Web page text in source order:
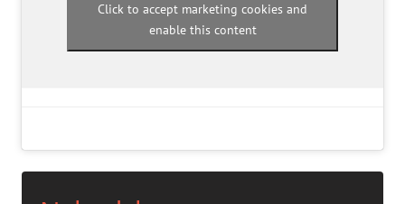
Click to accept marketing cookies and
enable this content